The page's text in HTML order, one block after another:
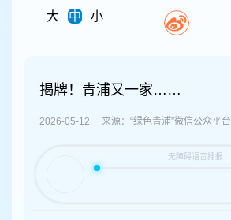
大
中 小
揭牌！青浦又一家……
2026-05-12 来源：“绿色青浦”微信公众平台